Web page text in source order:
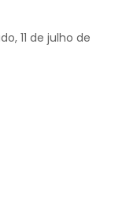
11 de julho de